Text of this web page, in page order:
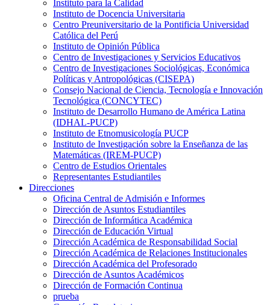
Instituto para la Calidad
Instituto de Docencia Universitaria
Centro Preuniversitario de la Pontificia Universidad
Católica del Perú
Instituto de Opinión Pública
Centro de Investigaciones y Servicios Educativos
Centro de Investigaciones Sociológicas, Económica
Políticas y Antropológicas (CISEPA)
Consejo Nacional de Ciencia, Tecnología e Innovación
Tecnológica (CONCYTEC)
Instituto de Desarrollo Humano de América Latina
(IDHAL-PUCP)
Instituto de Etnomusicología PUCP
Instituto de Investigación sobre la Enseñanza de las
Matemáticas (IREM-PUCP)
Centro de Estudios Orientales
Representantes Estudiantiles
Direcciones
Oficina Central de Admisión e Informes
Dirección de Asuntos Estudiantiles
Dirección de Informática Académica
Dirección de Educación Virtual
Dirección Académica de Responsabilidad Social
Dirección Académica de Relaciones Institucionales
Dirección Académica del Profesorado
Dirección de Asuntos Académicos
Dirección de Formación Continua
prueba